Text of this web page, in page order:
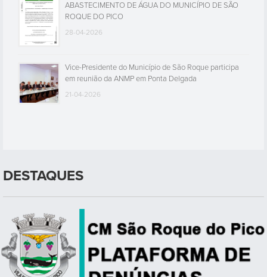
ABASTECIMENTO DE ÁGUA DO MUNICÍPIO DE SÃO
ROQUE DO PICO
28-04-2026
Vice-Presidente do Município de São Roque participa
em reunião da ANMP em Ponta Delgada
21-04-2026
DESTAQUES